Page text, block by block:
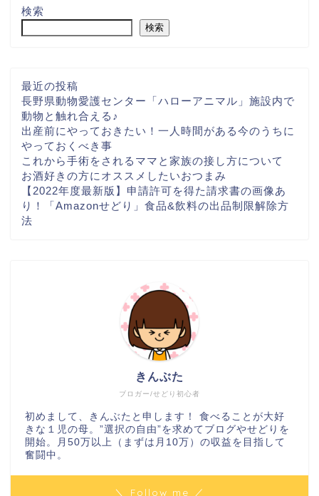
検索
検索
最近の投稿
長野県動物愛護センター「ハローアニマル」施設内で
動物と触れ合える♪
出産前にやっておきたい！一人時間がある今のうちに
やっておくべき事
これから手術をされるママと家族の接し方について
お酒好きの方にオススメしたいおつまみ
【2022年度最新版】申請許可を得た請求書の画像あ
り！「Amazonせどり」食品&飲料の出品制限解除方
法
ブロガー/せどり初心者
きんぶた
初めまして、きんぶたと申します！ 食べることが大好
きな１児の母。”選択の自由”を求めてブログやせどりを
開始。月50万以上（まずは月10万）の収益を目指して
奮闘中。
＼ Follow me ／